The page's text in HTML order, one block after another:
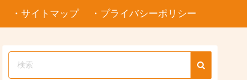
・サイトマップ ・プライバシーポリシー